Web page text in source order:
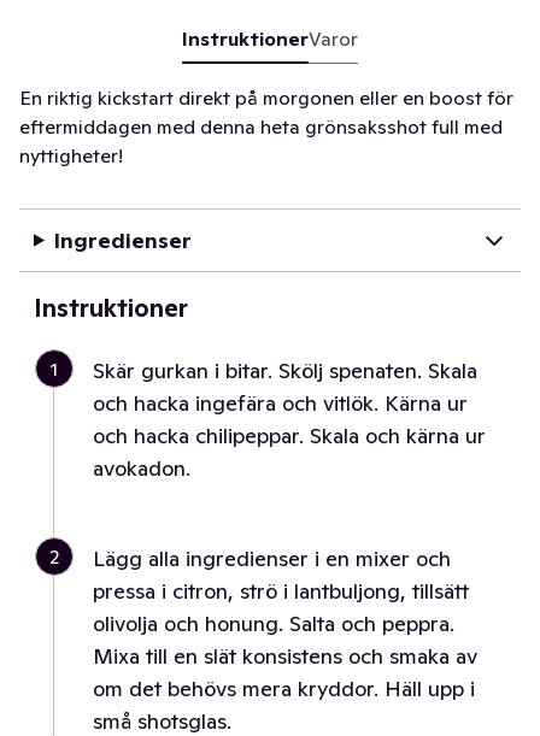
InstruktionerVaror
En riktig kickstart direkt på morgonen eller en boost för
eftermiddagen med denna heta grönsaksshot full med
nyttigheter!
Ingredienser
Instruktioner
1
Skär gurkan i bitar. Skölj spenaten. Skala
och hacka ingefära och vitlök. Kärna ur
och hacka chilipeppar. Skala och kärna ur
avokadon.
2
Lägg alla ingredienser i en mixer och
pressa i citron, strö i lantbuljong, tillsätt
olivolja och honung. Salta och peppra.
Mixa till en slät konsistens och smaka av
om det behövs mera kryddor. Häll upp i
små shotsglas.